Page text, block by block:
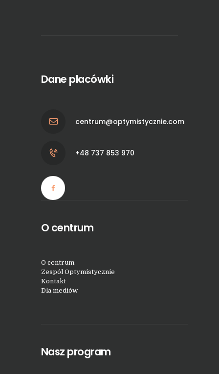
Dane placówki
centrum@optymistycznie.com
+48 737 853 970
O centrum
O centrum
Zespól Optymistycznie
Kontakt
Dla mediów
Nasz program